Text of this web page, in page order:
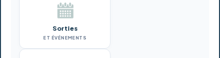
Sorties
ET ÉVÉNEMENTS